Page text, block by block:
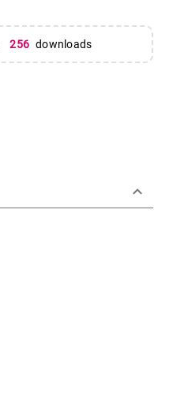
256 downloads
keyboard_arrow_down